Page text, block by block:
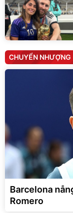
CHUYỂN NHƯỢNG
Barcelona
Romero